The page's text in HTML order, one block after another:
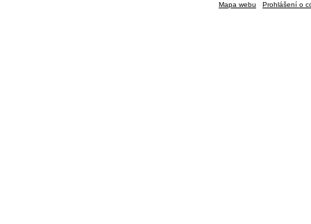
Mapa webu Prohlášení o